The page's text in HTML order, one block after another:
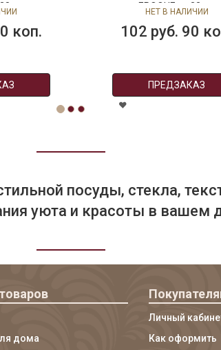
см
коп.
EPOQUE, д. 22 см
НЕТ В НАЛИЧИИ
102 руб. 90
ПРЕДЗАКАЗ
посуды, стекла,
уюта и красоты в вашем
дома
Личный
Как оформить